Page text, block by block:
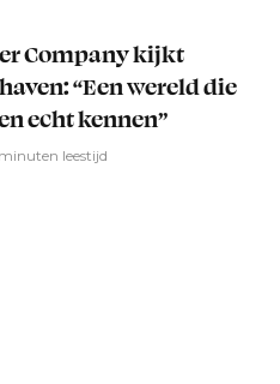
Company kijkt
“Een wereld die
echt kennen”
leestijd